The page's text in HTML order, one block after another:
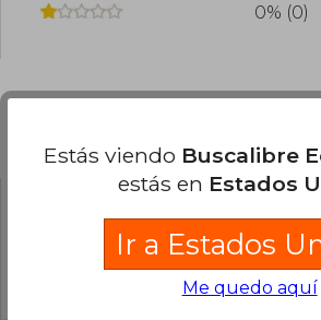
0% (0)
Preguntas frecuentes
¿El libro es original?
Todos los libros de nuestro
catálogo son Originales.
Estás viendo Buscalibre
estás en Estados
Ir a Estados
Me quedo aquí